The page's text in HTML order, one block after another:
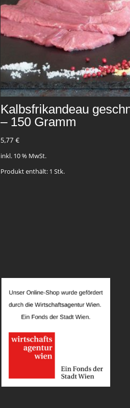
Kalbsfrikandeau
– 150 Gramm
5,77 €
inkl. 10 % MwSt.
Produkt enthält: 1 Stk.